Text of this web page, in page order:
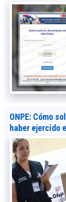
ONPE: Cómo
haber ejercido